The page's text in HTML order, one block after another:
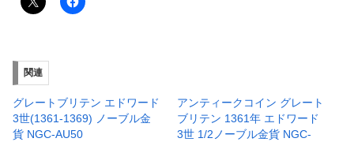
関連
グレートブリテン エドワード
3世(1361-1369) ノーブル金
貨 NGC-AU50
アンティークコイン グレート
ブリテン 1361年 エドワード
3世 1/2ノーブル金貨 NGC-